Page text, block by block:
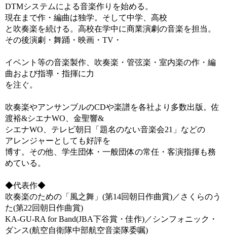
DTMシステムによる音楽作りを始める。
現在まで作・編曲は独学。そして中学、高校
と吹奏楽を続ける。高校在学中に商業演劇の音楽を担当。
その後演劇・舞踊・映画・TV・
イベント等の音楽製作、吹奏楽・管弦楽・室内楽の作・編
曲および指導・指揮に力
を注ぐ。
吹奏楽やアンサンブルのCDや楽譜を各社より多数出版。佐
渡裕&シエナWO、金聖響&
シエナWO、テレビ朝日「題名のない音楽会21」などの
アレンジャーとしても好評を
博す。その他、学生団体・一般団体の常任・客演指揮も務
めている。
◆代表作◆
吹奏楽のための「風之舞」(第14回朝日作曲賞)／さくらのう
た(第22回朝日作曲賞)
KA-GU-RA for Band(JBA下谷賞・佳作)／シンフォニック・
ダンス(航空自衛隊中部航空音楽隊委嘱)